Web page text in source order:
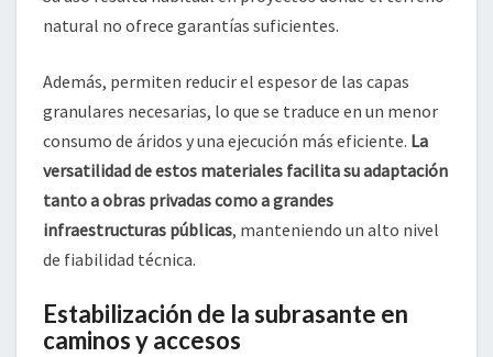
natural no ofrece garantías suficientes.
Además, permiten reducir el espesor de las capas
granulares necesarias, lo que se traduce en un menor
consumo de áridos y una ejecución más eficiente. La
versatilidad de estos materiales facilita su adaptación
tanto a obras privadas como a grandes
infraestructuras públicas, manteniendo un alto nivel
de fiabilidad técnica.
Estabilización de la subrasante en
caminos y accesos